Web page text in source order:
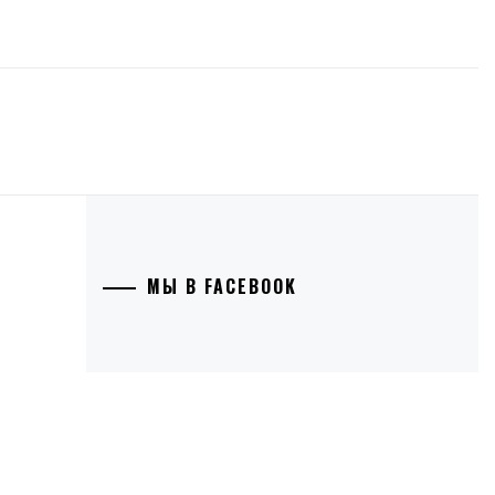
МЫ В FACEBOOK